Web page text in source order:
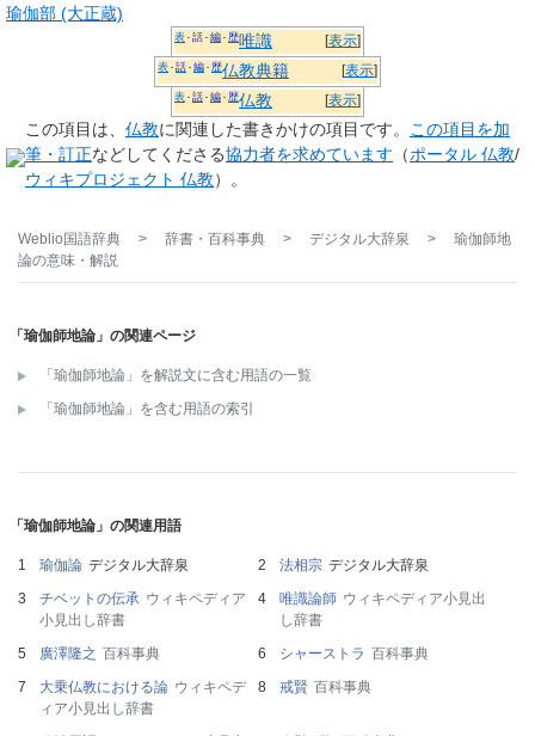
瑜伽部 (大正蔵)
[表示]
表 話 編 歴唯識
[表示]
表 話 編 歴仏教典籍
[表示]
表 話 編 歴仏教
この項目は、 仏教に関連した書きかけの項目 です。 この項目を加
筆・訂正などしてくださる協力者を求めています （ポータル 仏教/
ウィキプロジェクト 仏教）。
Weblio国語辞典 > 辞書・百科事典 > デジタル大辞泉 >
瑜伽師地
論の意味・解説
「瑜伽師地論」の関連ページ
「瑜伽師地論」を解説文に含む用語の一覧
「瑜伽師地論」を含む用語の索引
「瑜伽師地論」の関連用語
瑜伽論 デジタル大辞泉 法相宗 デジタル大辞泉
チベットの伝承 ウィキペディア
小見出し辞書
唯識論師 ウィキペディア小見出
し辞書
廣澤隆之 百科事典 シャーストラ 百科事典
大乗仏教における論 ウィキペデ
ィア小見出し辞書
戒賢 百科事典